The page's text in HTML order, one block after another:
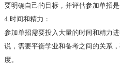
要明确自己的目标，并评估参加单招是
4.时间和精力：
参加单招需要投入大量的时间和精力
说，需要平衡学业和备考之间的关系
度。